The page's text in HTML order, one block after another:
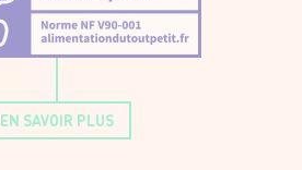
EN SAVOIR PLUS